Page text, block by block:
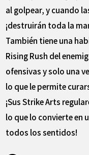
al golpear, y cuando
¡destruirán toda la
También tiene una
Rising Rush del
ofensivas y solo una
lo que le permite
¡Sus Strike Arts
lo que lo convierte en
todos los sentidos!